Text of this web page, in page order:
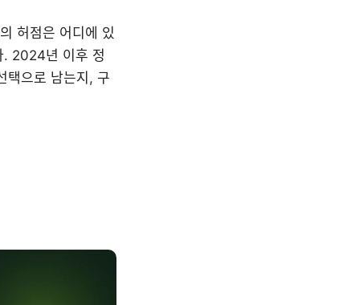
허점은 어디에 있
. 2024년 이후 정
택으로 남는지, 구